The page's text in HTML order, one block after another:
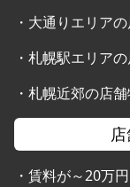
・ 大通りエリア
・ 札幌駅エリア
・ 札幌近郊の店
・ 賃料が～20万